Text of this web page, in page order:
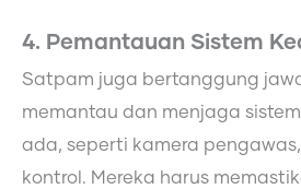
4. Pemantauan Sistem
Satpam juga bertanggung
memantau dan menjaga
ada, seperti kamera
kontrol. Mereka harus